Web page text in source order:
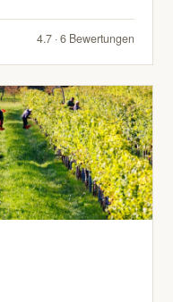
4.7 · 6 Bewertungen